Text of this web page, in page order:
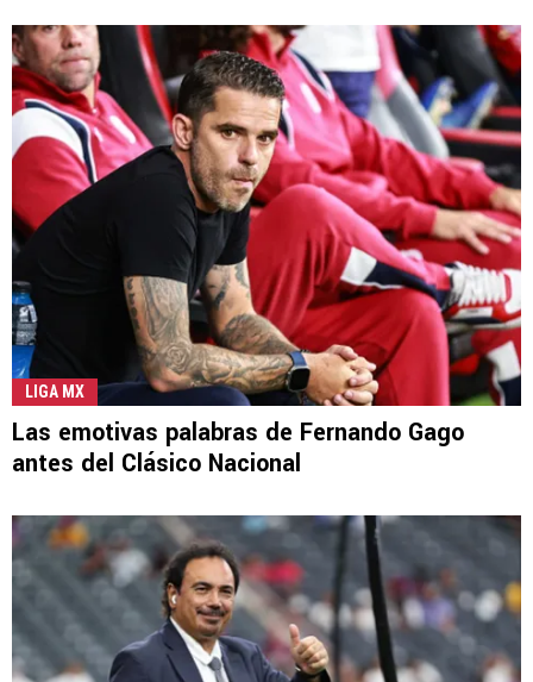
LIGA MX
Las emotivas palabras de Fernando Gago
antes del Clásico Nacional